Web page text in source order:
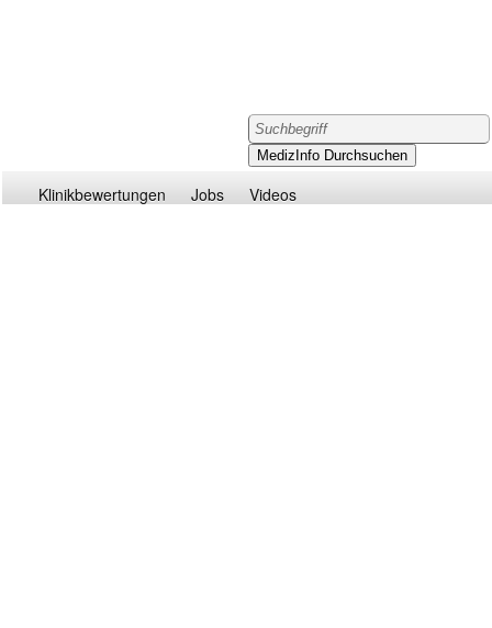
Klinikbewertungen Jobs Videos